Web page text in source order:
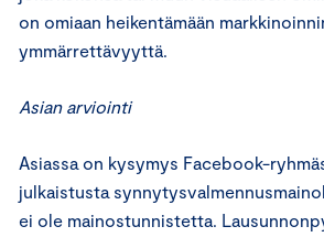
on omiaan heikentämään
ymmärrettävyyttä.
Asian arviointi
Asiassa on kysymys Facebook-
julkaistusta
ei ole mainostunnistetta.